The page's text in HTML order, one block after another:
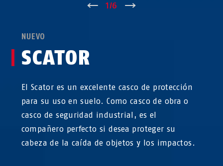
1/6
NUEVO
SCATOR
El Scator es un excelente casco de protección
para su uso en suelo. Como casco de obra o
casco de seguridad industrial, es el
compañero perfecto si desea proteger su
cabeza de la caída de objetos y los impactos.